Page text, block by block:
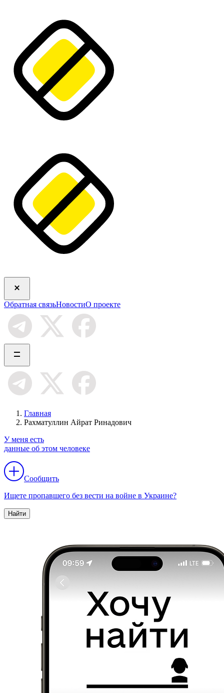
Обратная связьНовостиО проекте
Главная
Рахматуллин Айрат Ринадович
У меня есть
данные об этом человеке
Сообщить
Ищете пропавшего без вести на войне в Украине?
Найти